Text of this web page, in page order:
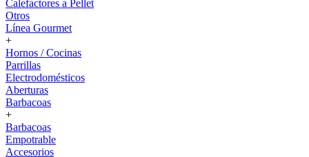
Calefactores a Pellet
Otros
Línea Gourmet
+
Hornos / Cocinas
Parrillas
Electrodomésticos
Aberturas
Barbacoas
+
Barbacoas
Empotrable
Accesorios